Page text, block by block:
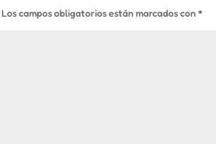
Los campos obligatorios están marcados con*